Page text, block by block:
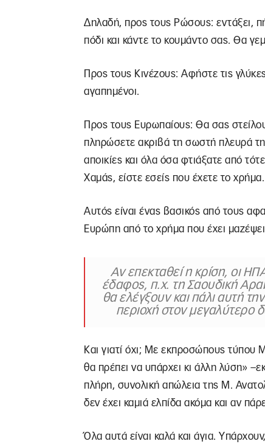
Δηλαδή, προς τους Ρώσους: εντάξει,
πόδι και κάντε το κουμάντο σας. Θα
Προς τους Κινέζους: Αφήστε τις
αγαπημένοι.
Προς τους Ευρωπαίους: Θα σας
πληρώσετε ακριβά τη σωστή πλευρά
αποικίες και όλα όσα φτιάξατε από
Χαμάς, είστε εσείς που έχετε το χρήμα.
Αυτός είναι ένας βασικός από τους
Ευρώπη από το χρήμα που έχει μαζέψει
Αν επεκταθεί η κρίση, οι
έδαφος, π.χ. τη Σαουδική
θα ελέγξουν και πάλι αυτή
περιοχή στον μεγαλύτερο
Και γιατί όχι; Με εκπροσώπους τύπου
θα πρέπει να υπάρχει κι άλλη λύση»
πλήρη, συνολική απώλεια της Μ.
δεν έχει καμιά ελπίδα ακόμα και αν
Όλα αυτά είναι καλά και άγια.